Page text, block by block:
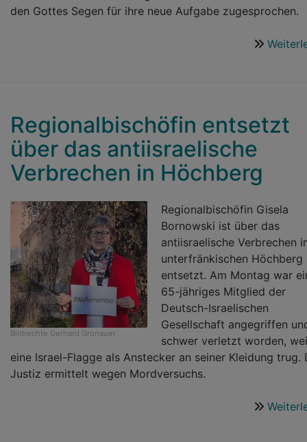
den Gottes Segen für ihre neue Aufgabe zugesprochen.
Regionalbischöfin entsetzt
über das antiisraelische
Verbrechen in Höchberg
Bildrechte Gerhard Gronauer
Regionalbischöfin Gisela
Bornowski ist über das
antiisraelische Verbrechen
unterfränkischen Höchberg
entsetzt. Am Montag war
65-jähriges Mitglied der
Deutsch-Israelischen
Gesellschaft angegriffen
schwer verletzt worden,
eine Israel-Flagge als Anstecker an seiner Kleidung trug.
Justiz ermittelt wegen Mordversuchs.